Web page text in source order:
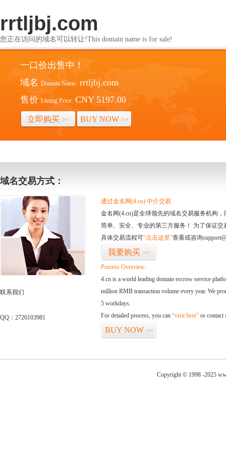
rrtljbj.com
您正在访问的域名可以转让!This domain name is for sale!
一口价出售中！
域名 Domain Name: rrtljbj.com
售价 Listing Price: CNY 5197.00
立即购买 >> BUY NOW >>
域名交易方式：
联系我们
QQ：2726103981
通过金名网(4.cn) 中介交易
金名网(4.cn)是全球领先的域名交易服务机构
简单、安全、专业的第三方服务！ 为了保证
具体交易流程可“点击这里”查看或咨询
我要购买 >>
Process Overview:
4.cn is a world leading domain escrow service
million RMB transaction volume every year. We
5 workdays.
For detailed process, you can “visit here” or contact
BUY NOW >>
Copyright © 1998 -2025